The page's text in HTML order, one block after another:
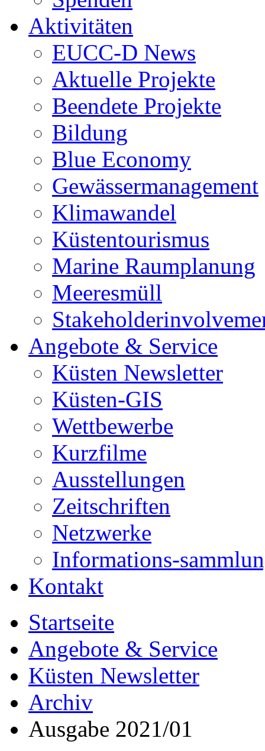
Aktivitäten
EUCC-D News
Aktuelle Projekte
Beendete Projekte
Bildung
Blue Economy
Gewässermanagement
Klimawandel
Küstentourismus
Marine Raumplanung
Meeresmüll
Angebote & Service
Küsten Newsletter
Küsten-GIS
Wettbewerbe
Kurzfilme
Ausstellungen
Zeitschriften
Netzwerke
Informations-
Kontakt
Startseite
Angebote & Service
Küsten Newsletter
Archiv
Ausgabe 2021/01